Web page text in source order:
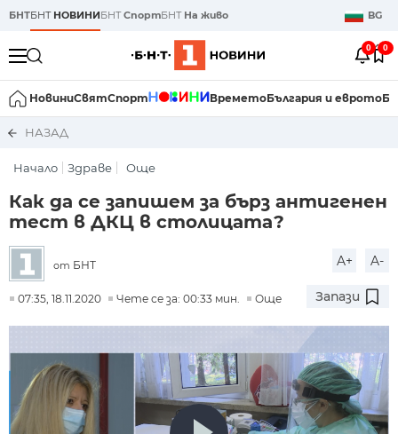
БНТБНТ НОВИНИБНТСпортБНТ На живо BG
0 0
НовиниСвятСпорт ВреметоБългария и еврото
НАЗАД
Начало Здраве Още
Как да се запишем за бърз антигенен
тест в ДКЦ в столицата?
от БНТ A+ A-
07:35, 18.11.2020 Чете се за: 00:33 мин. Още Запази